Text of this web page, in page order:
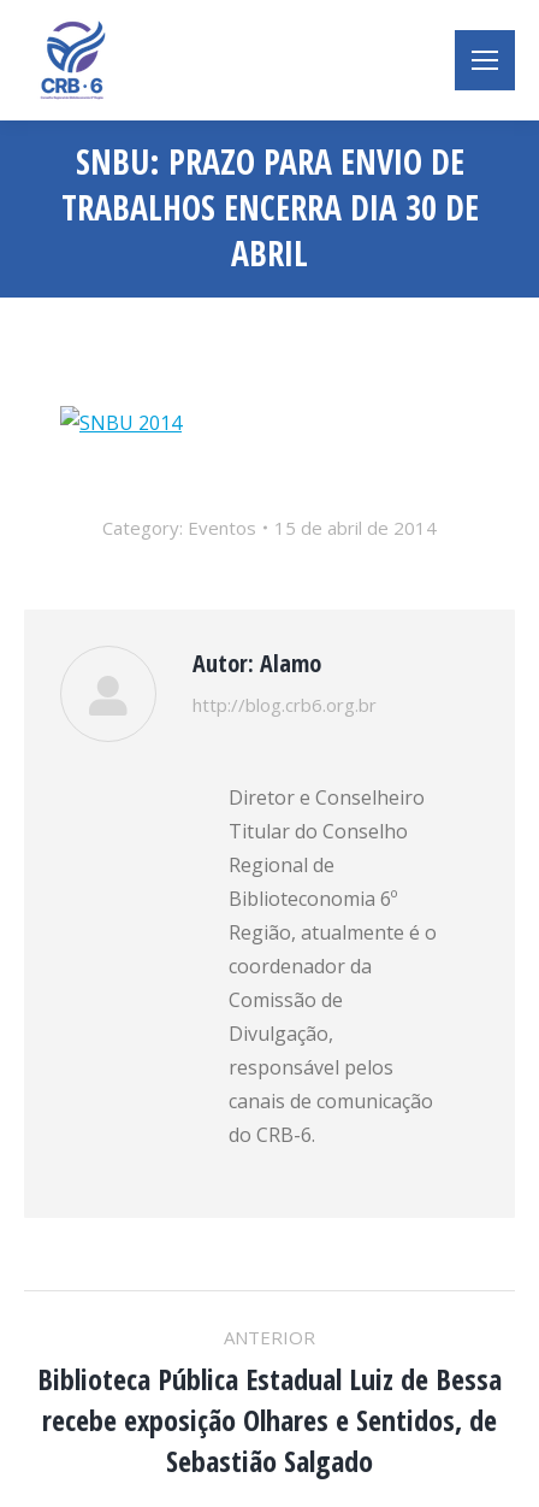
SNBU: PRAZO PARA ENVIO DE
TRABALHOS ENCERRA DIA 30 DE
ABRIL
Você está aqui:
Category: Eventos 15 de abril de 2014
Autor: Alamo
http://blog.crb6.org.br
Diretor e Conselheiro
Titular do Conselho
Regional de
Biblioteconomia 6º
Região, atualmente é o
coordenador da
Comissão de
Divulgação,
responsável pelos
canais de comunicação
do CRB-6.
NAVEGAÇÃO
DE
POST:
ANTERIOR
Post
anterior:
Biblioteca Pública Estadual Luiz de Bessa
recebe exposição Olhares e Sentidos, de
Sebastião Salgado